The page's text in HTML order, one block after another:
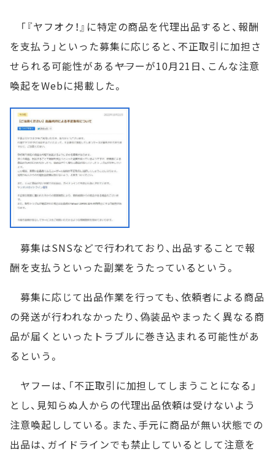
「『ヤフオク！』に特定の商品を代理出品すると、報酬
を支払う」といった募集に応じると、不正取引に加担さ
せられる可能性がある――ヤフーが10月21日、こんな注意
喚起をWebに掲載した。
募集はSNSなどで行われており、出品することで報
酬を支払うといった副業をうたっているという。
募集に応じて出品作業を行っても、依頼者による商品
の発送が行われなかったり、偽装品やまったく異なる商
品が届くといったトラブルに巻き込まれる可能性があ
るという。
ヤフーは、「不正取引に加担してしまうことになる」
とし、見知らぬ人からの代理出品依頼は受けないよう
注意喚起ししている。また、手元に商品が無い状態での
出品は、ガイドラインでも禁止しているとして注意を